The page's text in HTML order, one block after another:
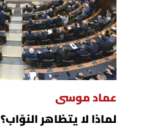
عماد موسى
لماذا لا يتظاهر النوّاب؟